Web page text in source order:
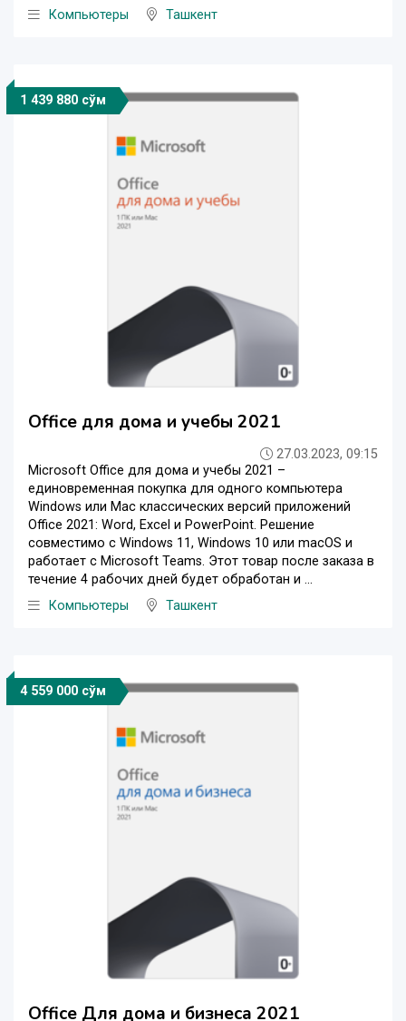
Компьютеры
Ташкент
1 439 880 сўм
Office для дома и учебы 2021
27.03.2023, 09:15
Microsoft Office для дома и учебы 2021 –
единовременная покупка для одного компьютера
Windows или Mac классических версий приложений
Office 2021: Word, Excel и PowerPoint. Решение
совместимо с Windows 11, Windows 10 или macOS и
работает с Microsoft Teams. Этот товар после заказа в
течение 4 рабочих дней будет обработан и ...
Компьютеры
Ташкент
4 559 000 сўм
Office Для дома и бизнеса 2021